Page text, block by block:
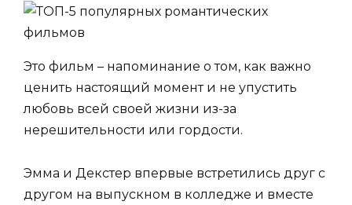
Это фильм – напоминание о том, как важно
ценить настоящий момент и не упустить
любовь всей своей жизни из-за
нерешительности или гордости.
Эмма и Декстер впервые встретились друг с
другом на выпускном в колледже и вместе